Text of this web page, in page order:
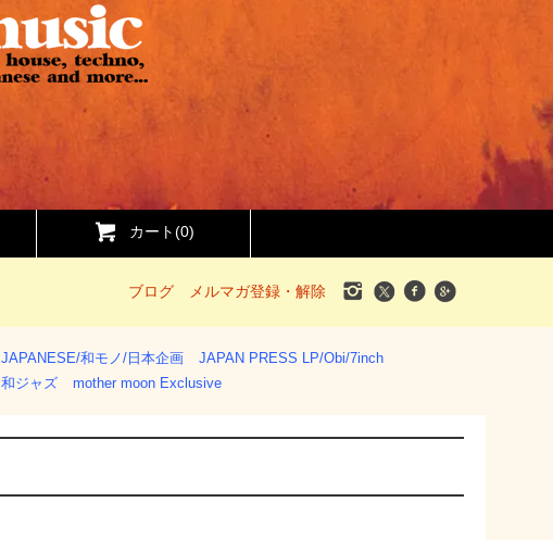
カート(0)
ブログ メルマガ登録・解除
JAPANESE/和モノ/日本企画
JAPAN PRESS LP/Obi/7inch
和ジャズ
mother moon Exclusive